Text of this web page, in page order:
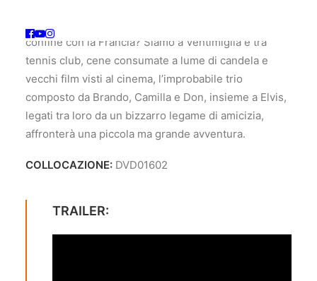
confine con la Francia? Siamo a Ventimiglia e tra
tennis club, cene consumate a lume di candela e
vecchi film visti al cinema, l’improbabile trio
composto da Brando, Camilla e Don, insieme a Elvis,
legati tra loro da un bizzarro legame di amicizia,
affronterà una piccola ma grande avventura.
COLLOCAZIONE: DVD01602
TRAILER: